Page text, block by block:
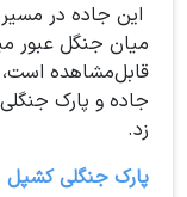
این جاده در مسیر
میان جنگل عبور
قابل‌مشاهده است،
جاده و پارک
زد.
پارک جنگلی کشپل